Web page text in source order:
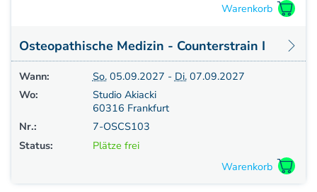
Sportosteopathie I - Einführung
Postgraduate-Programm
Gesamtrefresher
Osteopathie-Sonderkurs
Kursreihe Cranio - Zertifikat (postgraduate)
Kursreihe Kinderosteopathie - Zertifikat
(postgraduate)
Osteopathische Medizin - Counterstrain I
Wann: So.05.09.2027 -Di.07.09.2027
Wo:
Studio Akiacki
60316 Frankfurt
Nr.:
7-OSCS103
Status:
Plätze frei